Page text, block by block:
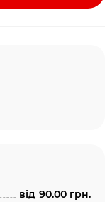
від 90.00 грн.